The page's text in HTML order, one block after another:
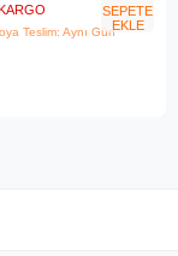
Teslim: Aynı Gün
SEPETE
EKLE